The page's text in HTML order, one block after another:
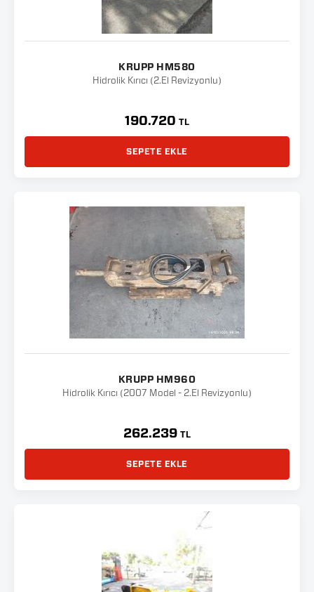
KRUPP HM580
Hidrolik Kırıcı (2.El Revizyonlu)
190.720 TL
SEPETE EKLE
KRUPP HM960
Hidrolik Kırıcı (2007 Model - 2.El Revizyonlu)
262.239 TL
SEPETE EKLE